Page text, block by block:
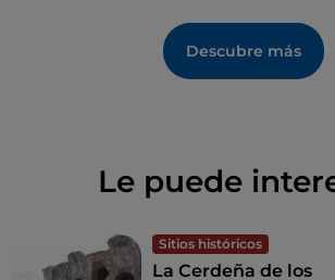
Descubre más
Le puede
Sitios históricos
La Cerdeña de los